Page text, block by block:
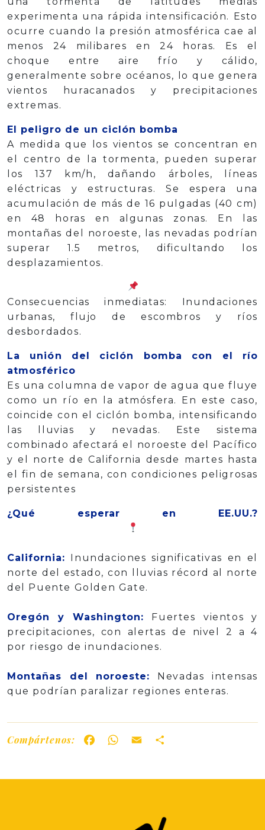
experimenta una rápida intensificación. Esto
ocurre cuando la presión atmosférica cae al
menos 24 milibares en 24 horas. Es el
choque entre aire frío y cálido,
generalmente sobre océanos, lo que genera
vientos huracanados y precipitaciones
extremas.
El peligro de un ciclón bomba
A medida que los vientos se concentran en
el centro de la tormenta, pueden superar
los 137 km/h, dañando árboles, líneas
eléctricas y estructuras. Se espera una
acumulación de más de 16 pulgadas (40 cm)
en 48 horas en algunas zonas. En las
montañas del noroeste, las nevadas podrían
superar 1.5 metros, dificultando los
desplazamientos.
Consecuencias inmediatas: Inundaciones
urbanas, flujo de escombros y ríos
desbordados.
La unión del ciclón bomba con el río
atmosférico
Es una columna de vapor de agua que fluye
como un río en la atmósfera. En este caso,
coincide con el ciclón bomba, intensificando
las lluvias y nevadas. Este sistema
combinado afectará el noroeste del Pacífico
y el norte de California desde martes hasta
el fin de semana, con condiciones peligrosas
persistentes
¿Qué esperar en EE.UU.?
California: Inundaciones significativas en el
norte del estado, con lluvias récord al norte
del Puente Golden Gate.
Oregón y Washington: Fuertes vientos y
precipitaciones, con alertas de nivel 2 a 4
por riesgo de inundaciones.
Montañas del noroeste: Nevadas intensas
que podrían paralizar regiones enteras.
Compártenos: FacebookWhatsApp
Email